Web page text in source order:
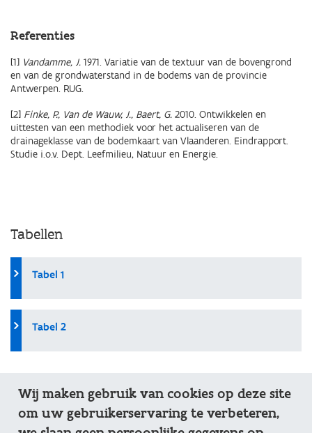
Referenties
[1] Vandamme, J. 1971. Variatie van de textuur van de bovengrond
en van de grondwaterstand in de bodems van de provincie
Antwerpen. RUG.
[2] Finke, P., Van de Wauw, J., Baert, G. 2010. Ontwikkelen en
uittesten van een methodiek voor het actualiseren van de
drainageklasse van de bodemkaart van Vlaanderen. Eindrapport.
Studie i.o.v. Dept. Leefmilieu, Natuur en Energie.
Tabellen
Tabel 1
Tabel 2
nuttige links
Wij maken gebruik van cookies op deze site
om uw gebruikerservaring te verbeteren,